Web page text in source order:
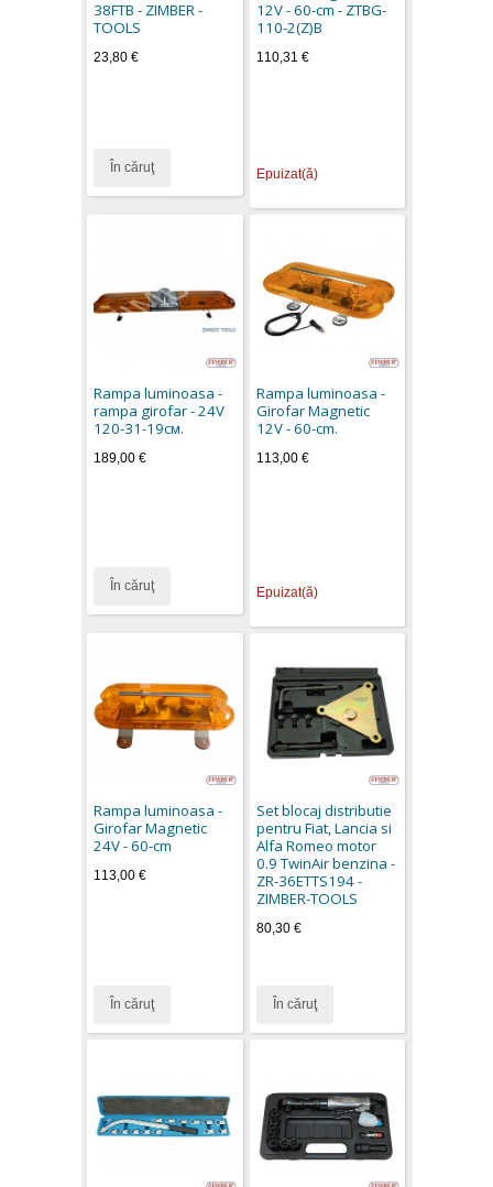
38FTB - ZIMBER -
TOOLS
23,80 €
În căruţ
12V - 60-cm - ZTBG-
110-2(Z)B
110,31 €
Epuizat(ă)
Rampa luminoasa -
rampa girofar - 24V
120-31-19см.
189,00 €
În căruţ
Rampa luminoasa -
Girofar Magnetic
12V - 60-cm.
113,00 €
Epuizat(ă)
Rampa luminoasa -
Girofar Magnetic
24V - 60-cm
113,00 €
În căruţ
Set blocaj distributie
pentru Fiat, Lancia si
Alfa Romeo motor
0.9 TwinAir benzina -
ZR-36ETTS194 -
ZIMBER-TOOLS
80,30 €
În căruţ